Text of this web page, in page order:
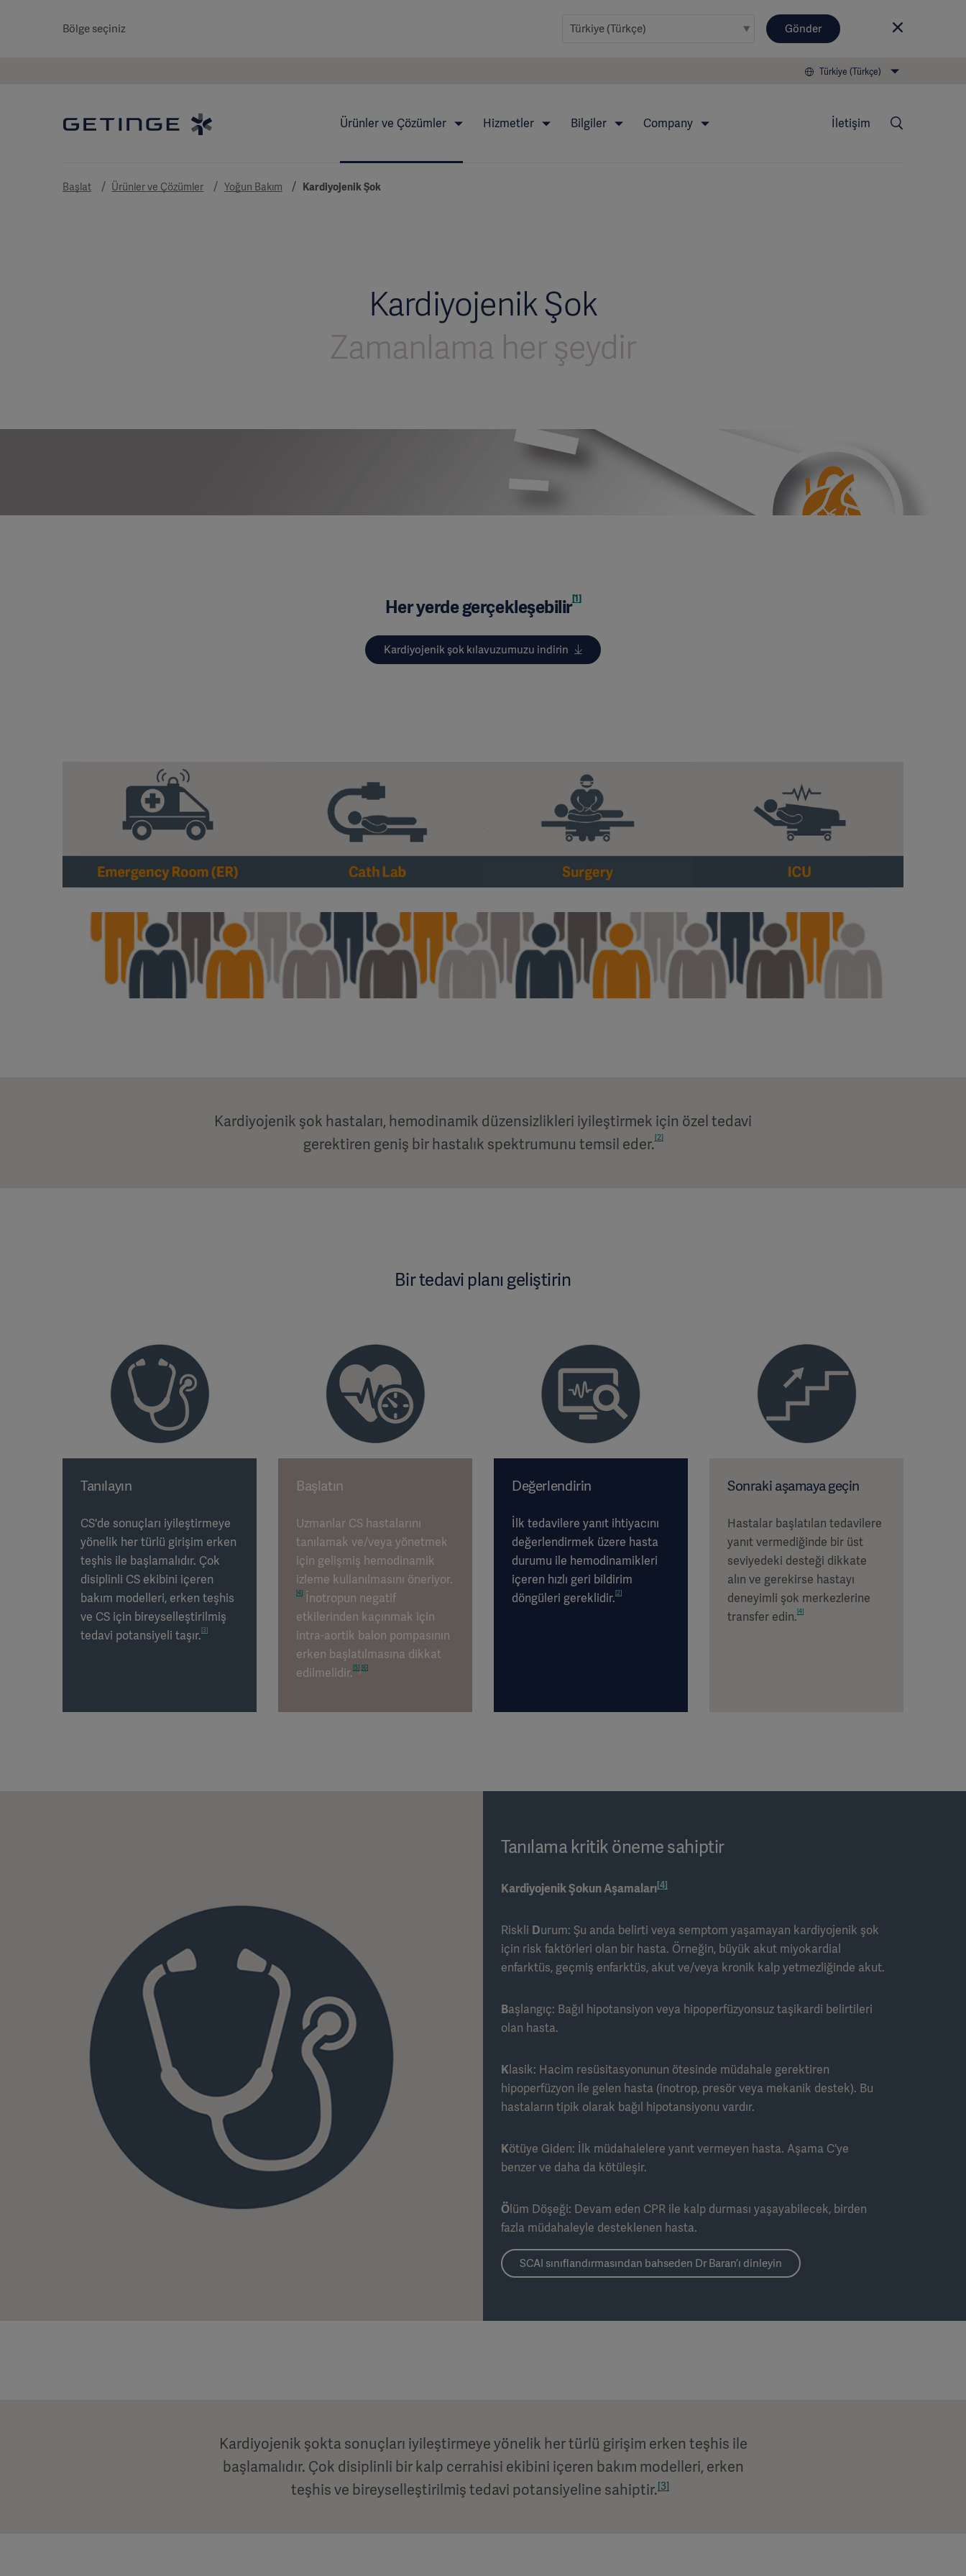
Bölge seçiniz Gönder
Türkiye (Türkçe)
Ürünler ve Çözümler Hizmetler Bilgiler Company İletişim
Başlat Ürünler ve Çözümler Yoğun Bakım Kardiyojenik Şok
Kardiyojenik Şok
Zamanlama her şeydir
Her yerde gerçekleşebilir[1]
Kardiyojenik şok kılavuzumuzu indirin
Kardiyojenik şok hastaları, hemodinamik düzensizlikleri iyileştirmek için özel tedavi
gerektiren geniş bir hastalık spektrumunu temsil eder.[2]
Bir tedavi planı geliştirin
Tanılayın
CS'de sonuçları iyileştirmeye
yönelik her türlü girişim erken
teşhis ile başlamalıdır. Çok
disiplinli CS ekibini içeren
bakım modelleri, erken teşhis
ve CS için bireyselleştirilmiş
tedavi potansiyeli taşır.[3]
Başlatın
Uzmanlar CS hastalarını
tanılamak ve/veya yönetmek
için gelişmiş hemodinamik
izleme kullanılmasını öneriyor.
[4] İnotropun negatif
etkilerinden kaçınmak için
intra-aortik balon pompasının
erken başlatılmasına dikkat
edilmelidir.[5],[6]
Değerlendirin
İlk tedavilere yanıt ihtiyacını
değerlendirmek üzere hasta
durumu ile hemodinamikleri
içeren hızlı geri bildirim
döngüleri gereklidir.[2]
Sonraki aşamaya geçin
Hastalar başlatılan tedavilere
yanıt vermediğinde bir üst
seviyedeki desteği dikkate
alın ve gerekirse hastayı
deneyimli şok merkezlerine
transfer edin.[4]
Tanılama kritik öneme sahiptir
Kardiyojenik Şokun Aşamaları[4]
Riskli Durum: Şu anda belirti veya semptom yaşamayan kardiyojenik şok
için risk faktörleri olan bir hasta. Örneğin, büyük akut miyokardial
enfarktüs, geçmiş enfarktüs, akut ve/veya kronik kalp yetmezliğinde akut.
Başlangıç: Bağıl hipotansiyon veya hipoperfüzyonsuz taşikardi belirtileri
olan hasta.
K lasik: Hacim resüsitasyonunun ötesinde müdahale gerektiren
hipoperfüzyon ile gelen hasta (inotrop, presör veya mekanik destek). Bu
hastaların tipik olarak bağıl hipotansiyonu vardır.
Kötüye Giden: İlk müdahalelere yanıt vermeyen hasta. Aşama C'ye
benzer ve daha da kötüleşir.
Ö lüm Döşeği: Devam eden CPR ile kalp durması yaşayabilecek, birden
fazla müdahaleyle desteklenen hasta.
SCAI sınıflandırmasından bahseden Dr Baran’ı dinleyin
Kardiyojenik şokta sonuçları iyileştirmeye yönelik her türlü girişim erken teşhis ile
başlamalıdır. Çok disiplinli bir kalp cerrahisi ekibini içeren bakım modelleri, erken
teşhis ve bireyselleştirilmiş tedavi potansiyeline sahiptir.[3]